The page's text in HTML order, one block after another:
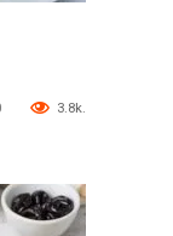
3.8k.